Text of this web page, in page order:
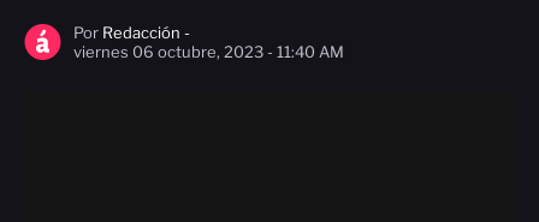
Por Redacción -
viernes 06 octubre, 2023 - 11:40 AM